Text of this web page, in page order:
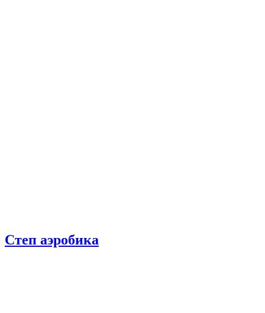
Степ аэробика